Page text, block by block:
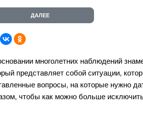
многолетних наблюдений
представляет собой ситуации,
вопросы, на которые нужно
чтобы как можно больше